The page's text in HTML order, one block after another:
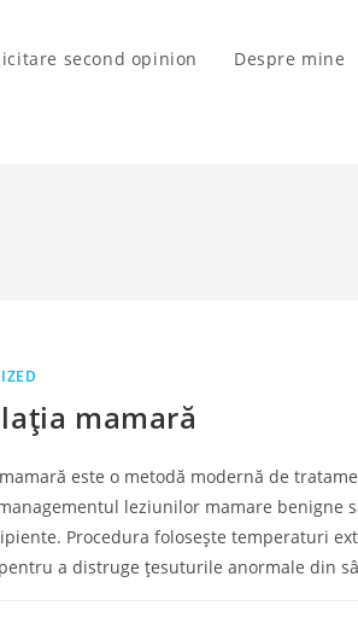
second opinion Despre mine
mamară
este o metodă modernă de
leziunilor mamare benigne
Procedura folosește temperaturi
a distruge țesuturile anormale din